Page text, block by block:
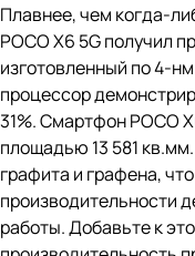
Плавнее, чем когда-
POCO X6 5G получил
изготовленный по 4-
процессор
31%. Смартфон POCO
площадью 13 581
графита и графена,
производительности
работы. Добавьте к